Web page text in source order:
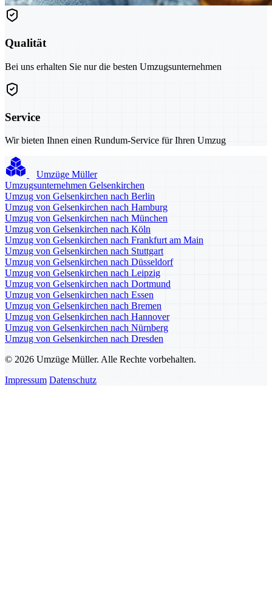
Qualität
Bei uns erhalten Sie nur die besten Umzugsunternehmen
Service
Wir bieten Ihnen einen Rundum-Service für Ihren Umzug
Umzüge Müller
Umzugsunternehmen Gelsenkirchen
Umzug von Gelsenkirchen nach Berlin
Umzug von Gelsenkirchen nach Hamburg
Umzug von Gelsenkirchen nach München
Umzug von Gelsenkirchen nach Köln
Umzug von Gelsenkirchen nach Frankfurt am Main
Umzug von Gelsenkirchen nach Stuttgart
Umzug von Gelsenkirchen nach Düsseldorf
Umzug von Gelsenkirchen nach Leipzig
Umzug von Gelsenkirchen nach Dortmund
Umzug von Gelsenkirchen nach Essen
Umzug von Gelsenkirchen nach Bremen
Umzug von Gelsenkirchen nach Hannover
Umzug von Gelsenkirchen nach Nürnberg
Umzug von Gelsenkirchen nach Dresden
© 2026 Umzüge Müller. Alle Rechte vorbehalten.
Impressum Datenschutz